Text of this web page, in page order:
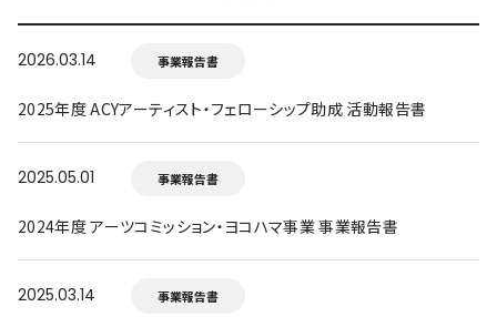
2026.03.14 事業報告書
2025年度 ACYアーティスト・フェローシップ助成 活動報告書
2025.05.01 事業報告書
2024年度 アーツコミッション・ヨコハマ事業 事業報告書
2025.03.14 事業報告書